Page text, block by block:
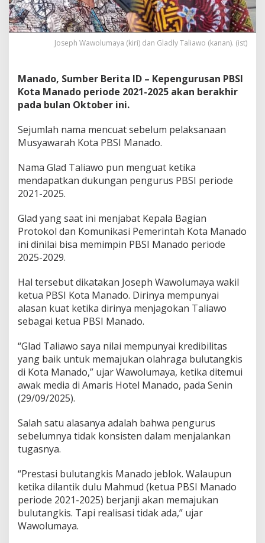
u
l
u
t
k
i
s
a
m
G
a
l
i
M
e
n
g
u
P
i
m
p
P
B
a
n
a
d
o
Joseph Wawolumaya (kiri) dan Gladly Taliawo (kanan). (ist)
Manado, Sumber Berita ID – Kepengurusan PBSI
Kota Manado periode 2021-2025 akan berakhir
pada bulan Oktober ini.
Sejumlah nama mencuat sebelum pelaksanaan
Musyawarah Kota PBSI Manado.
Nama Glad Taliawo pun menguat ketika
mendapatkan dukungan pengurus PBSI periode
2021-2025.
Glad yang saat ini menjabat Kepala Bagian
Protokol dan Komunikasi Pemerintah Kota Manado
ini dinilai bisa memimpin PBSI Manado periode
2025-2029.
Hal tersebut dikatakan Joseph Wawolumaya wakil
ketua PBSI Kota Manado. Dirinya mempunyai
alasan kuat ketika dirinya menjagokan Taliawo
sebagai ketua PBSI Manado.
“Glad Taliawo saya nilai mempunyai kredibilitas
yang baik untuk memajukan olahraga bulutangkis
di Kota Manado,” ujar Wawolumaya, ketika ditemui
awak media di Amaris Hotel Manado, pada Senin
(29/09/2025).
Salah satu alasanya adalah bahwa pengurus
sebelumnya tidak konsisten dalam menjalankan
tugasnya.
“Prestasi bulutangkis Manado jeblok. Walaupun
ketika dilantik dulu Mahmud (ketua PBSI Manado
periode 2021-2025) berjanji akan memajukan
bulutangkis. Tapi realisasi tidak ada,” ujar
Wawolumaya.